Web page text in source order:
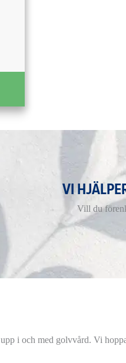
VI
Vill du
i och med golvvård. Vi